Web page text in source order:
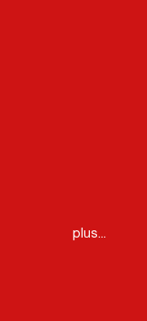
plus...